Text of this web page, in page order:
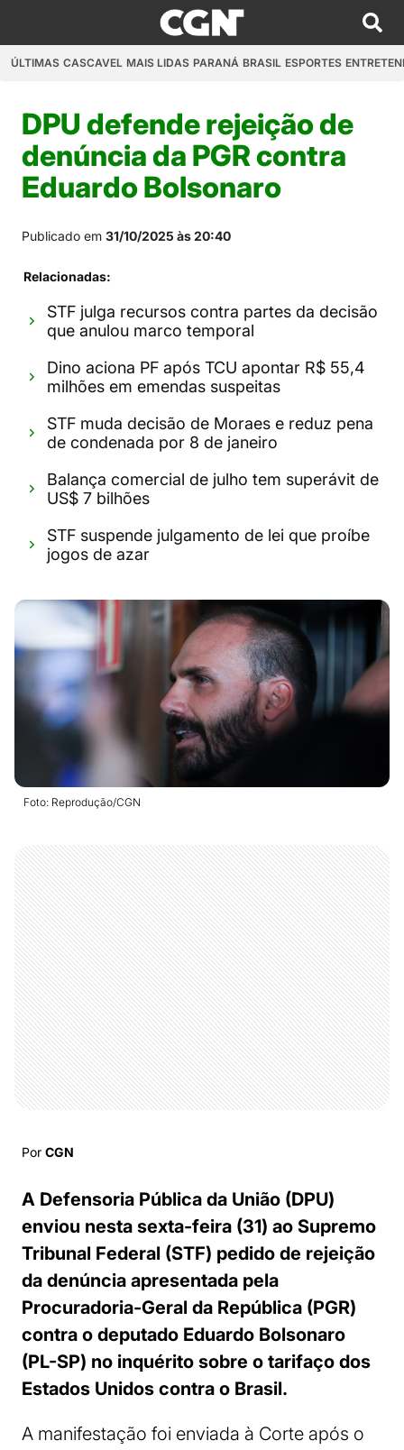
ÚLTIMAS CASCAVEL MAIS LIDAS PARANÁ BRASIL ESPORTES
DPU defende rejeição de
denúncia da PGR contra
Eduardo Bolsonaro
Publicado em 31/10/2025 às 20:40
Relacionadas:
STF julga recursos contra partes da decisão
que anulou marco temporal
Dino aciona PF após TCU apontar R$ 55,4
milhões em emendas suspeitas
STF muda decisão de Moraes e reduz pena
de condenada por 8 de janeiro
Balança comercial de julho tem superávit de
US$ 7 bilhões
STF suspende julgamento de lei que proíbe
jogos de azar
Foto: Reprodução/CGN
Por CGN
A Defensoria Pública da União (DPU)
enviou nesta sexta-feira (31) ao Supremo
Tribunal Federal (STF) pedido de rejeição
da denúncia apresentada pela
Procuradoria-Geral da República (PGR)
contra o deputado Eduardo Bolsonaro
(PL-SP) no inquérito sobre o tarifaço dos
Estados Unidos contra o Brasil.
A manifestação foi enviada à Corte após o